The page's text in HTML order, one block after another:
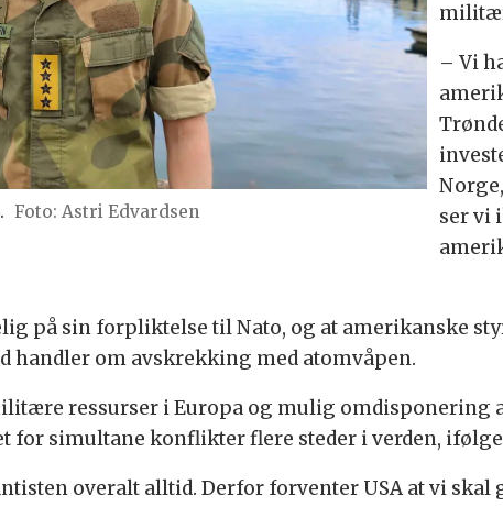
Astri Edvardsen
– Vi
ser vi
på sin forpliktelse til Nato, og at amerikanske
handler om avskrekking med atomvåpen.
ressurser i Europa og mulig omdisponering
for simultane konflikter flere steder i verden,
overalt alltid. Derfor forventer USA at vi skal